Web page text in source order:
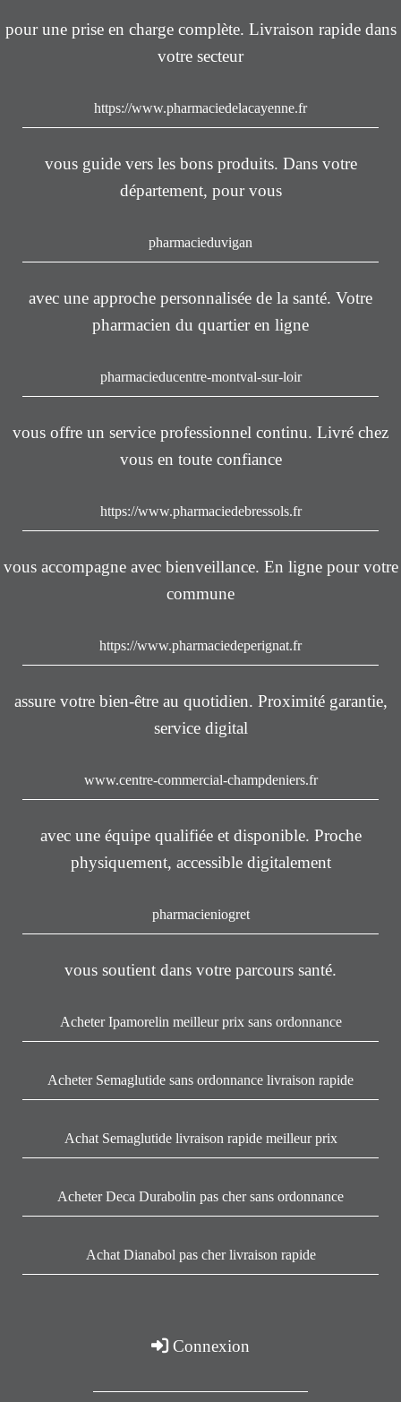
pour une prise en charge complète. Livraison rapide dans
votre secteur
https://www.pharmaciedelacayenne.fr
vous guide vers les bons produits. Dans votre
département, pour vous
pharmacieduvigan
avec une approche personnalisée de la santé. Votre
pharmacien du quartier en ligne
pharmacieducentre-montval-sur-loir
vous offre un service professionnel continu. Livré chez
vous en toute confiance
https://www.pharmaciedebressols.fr
vous accompagne avec bienveillance. En ligne pour votre
commune
https://www.pharmaciedeperignat.fr
assure votre bien-être au quotidien. Proximité garantie,
service digital
www.centre-commercial-champdeniers.fr
avec une équipe qualifiée et disponible. Proche
physiquement, accessible digitalement
pharmacieniogret
vous soutient dans votre parcours santé.
Acheter Ipamorelin meilleur prix sans ordonnance
Acheter Semaglutide sans ordonnance livraison rapide
Achat Semaglutide livraison rapide meilleur prix
Acheter Deca Durabolin pas cher sans ordonnance
Achat Dianabol pas cher livraison rapide
Connexion